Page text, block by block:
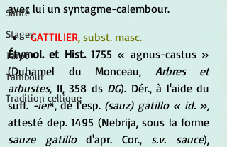
Santé
Stages
Tarot
Tambour
Tradition celtique
avec lui un syntagme-calembour.
GATTILIER, subst. masc.
Étymol. et Hist. 1755 « agnus-castus »
(Duhamel du Monceau, Arbres et
arbustes, II, 358 ds DG). Dér., à l'aide du
suff. -ier*, de l'esp. (sauz) gatillo « id. »,
sauze gatillo d'apr. Cor., s.v. sauce),